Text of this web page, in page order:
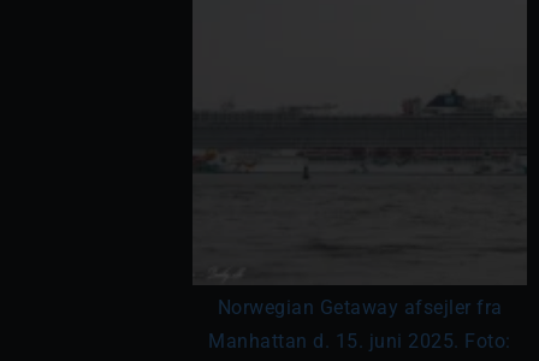
Norwegian Getaway afsejler fra
Manhattan d. 15. juni 2025. Foto: